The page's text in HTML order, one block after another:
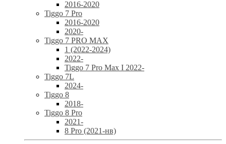
2016-2020
Tiggo 7 Pro
2016-2020
2020-
Tiggo 7 PRO MAX
1 (2022-2024)
2022-
Tiggo 7 Pro Max I 2022-
Tiggo 7L
2024-
Tiggo 8
2018-
Tiggo 8 Pro
2021-
8 Pro (2021-нв)